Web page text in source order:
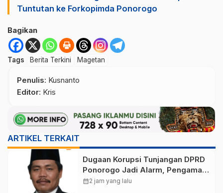
Tuntutan ke Forkopimda Ponorogo
Bagikan
Tags Berita Terkini Magetan
Penulis: Kusnanto
Editor: Kris
ARTIKEL TERKAIT
Dugaan Korupsi Tunjangan DPRD
Ponorogo Jadi Alarm, Pengamat
Minta Magetan Perkuat Tata
calendar_month2 jam yang lalu